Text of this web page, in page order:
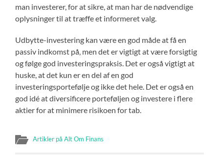
man investerer, for at sikre, at man har de nødvendige
oplysninger til at træffe et informeret valg.
Udbytte-investering kan være en god måde at få en
passiv indkomst på, men det er vigtigt at være forsigtig
og følge god investeringspraksis. Det er også vigtigt at
huske, at det kun er en del af en god
investeringsportefølje og ikke det hele. Det er også en
god idé at diversificere porteføljen og investere i flere
aktier for at minimere risikoen for tab.
Artikler på Alt Om Finans